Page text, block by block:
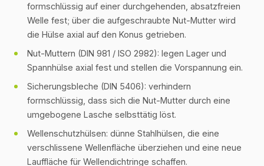
formschlüssig auf einer durchgehenden, absatzfreien
Welle fest; über die aufgeschraubte Nut-Mutter wird
die Hülse axial auf den Konus getrieben.
Nut-Muttern (DIN 981 / ISO 2982): legen Lager und
Spannhülse axial fest und stellen die Vorspannung ein.
Sicherungsbleche (DIN 5406): verhindern
formschlüssig, dass sich die Nut-Mutter durch eine
umgebogene Lasche selbsttätig löst.
Wellenschutzhülsen: dünne Stahlhülsen, die eine
verschlissene Wellenfläche überziehen und eine neue
Lauffläche für Wellendichtringe schaffen.